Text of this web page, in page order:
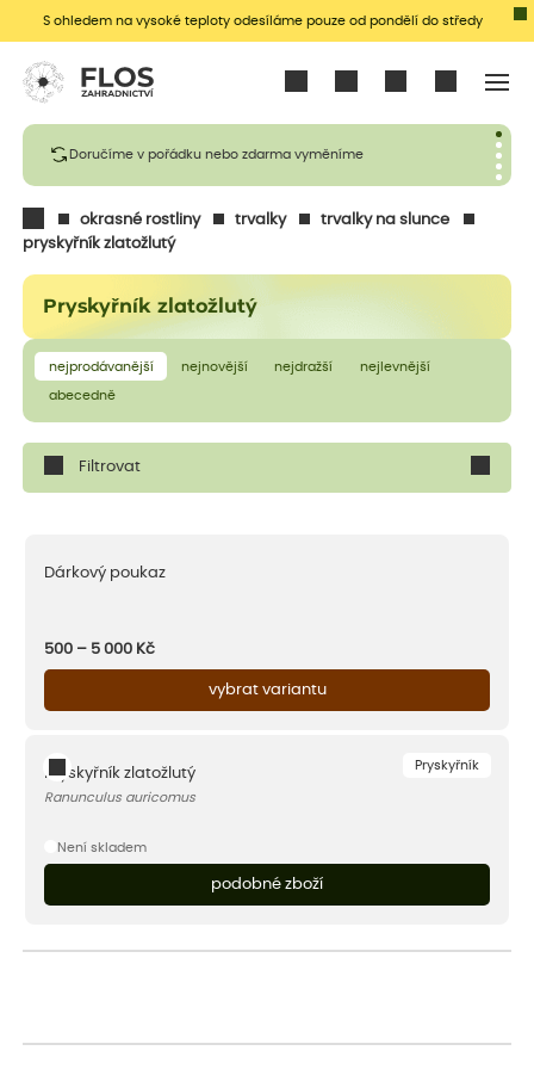
S ohledem na vysoké teploty odesíláme pouze od pondělí do středy
Doručíme v pořádku nebo zdarma vyměníme
okrasné rostliny trvalky
trvalky na slunce
pryskyřník zlatožlutý
Pryskyřník zlatožlutý
nejprodávanější nejnovější nejdražší nejlevnější
abecedně
Filtrovat
Dárkový poukaz
500 – 5 000 Kč
vybrat variantu
Pryskyřník
Pryskyřník zlatožlutý
Ranunculus auricomus
Není skladem
podobné zboží